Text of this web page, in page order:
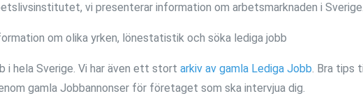
vi presenterar information om arbetsmarknaden i Sverige.
om olika yrken, lönestatistik och söka lediga jobb
i hela Sverige. Vi har även ett stort arkiv av gamla Lediga Jobb. Bra tips
gamla Jobbannonser för företaget som ska intervjua dig.